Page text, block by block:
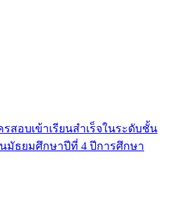
สอบเข้าเรียนสำเร็จในระดับชั้น
มัธยมศึกษาปีที่ 4 ปีการศึกษา